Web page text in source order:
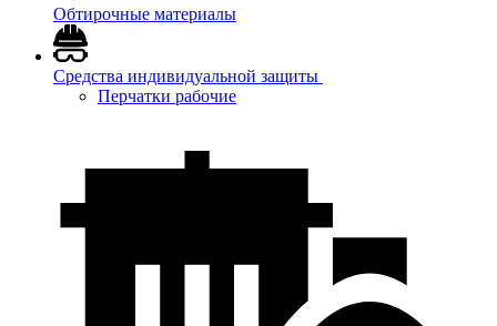
Обтирочные материалы
Средства индивидуальной защиты
Перчатки рабочие